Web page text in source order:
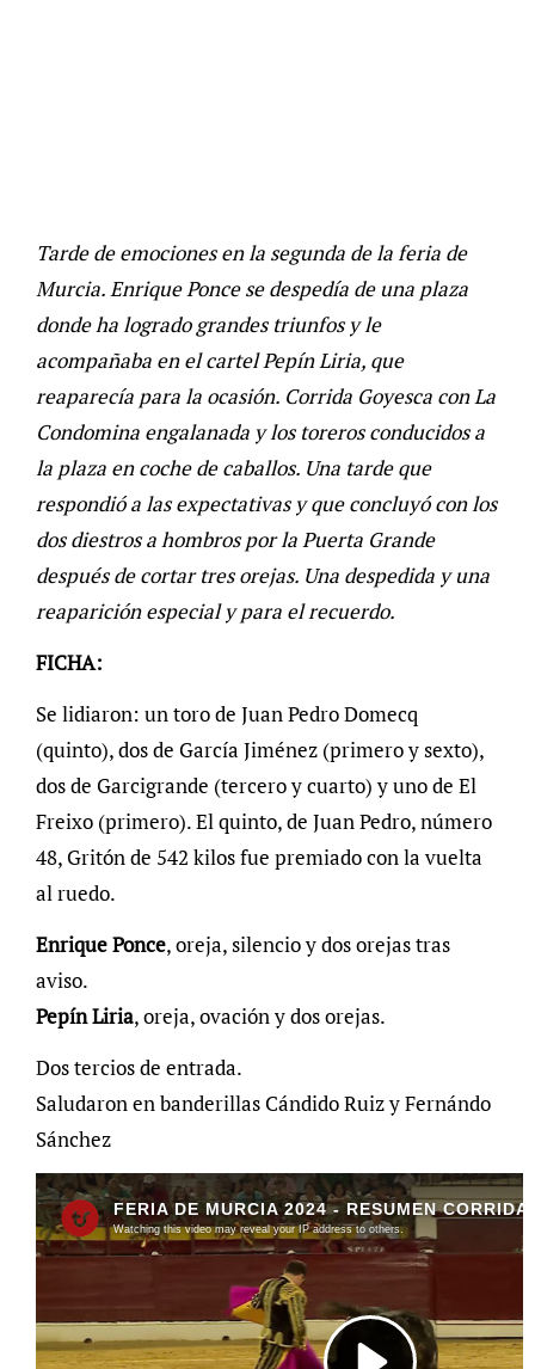
Tarde de emociones en la segunda de la feria de
Murcia. Enrique Ponce se despedía de una plaza
donde ha logrado grandes triunfos y le
acompañaba en el cartel Pepín Liria, que
reaparecía para la ocasión. Corrida Goyesca con La
Condomina engalanada y los toreros conducidos a
la plaza en coche de caballos. Una tarde que
respondió a las expectativas y que concluyó con los
dos diestros a hombros por la Puerta Grande
después de cortar tres orejas. Una despedida y una
reaparición especial y para el recuerdo.
FICHA:
Se lidiaron: un toro de Juan Pedro Domecq
(quinto), dos de García Jiménez (primero y sexto),
dos de Garcigrande (tercero y cuarto) y uno de El
Freixo (primero). El quinto, de Juan Pedro, número
48, Gritón de 542 kilos fue premiado con la vuelta
al ruedo.
Enrique Ponce, oreja, silencio y dos orejas tras
aviso.
Pepín Liria, oreja, ovación y dos orejas.
Dos tercios de entrada.
Saludaron en banderillas Cándido Ruiz y Fernándo
Sánchez